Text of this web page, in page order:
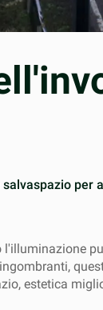
estetica